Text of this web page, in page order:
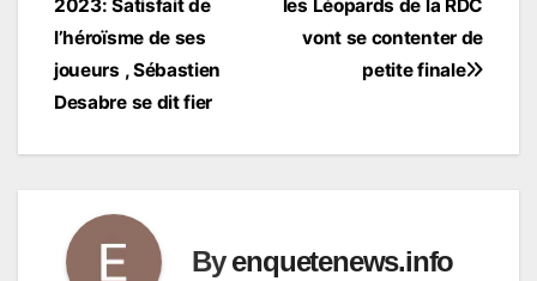
de
l’article
les Léopards de la RDC
vont se contenter de
petite finale
2023: Satisfait de
l’héroïsme de ses
joueurs , Sébastien
Desabre se dit fier
Byenquetenews.info